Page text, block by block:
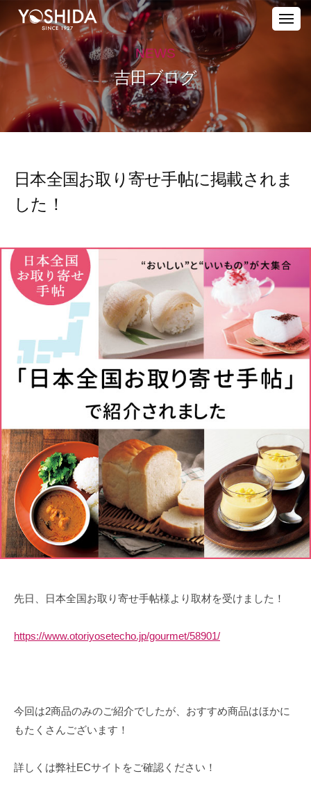
ン
ン
ス
式
会
社
吉
店
｜
・
仙
台
業
務
メ
ニ
NEWS
吉田ブログ
日本全国お取り寄せ手帖に掲載されま
した！
先日、日本全国お取り寄せ手帖様より取材を受けました！
https://www.otoriyosetecho.jp/gourmet/58901/
今回は2商品のみのご紹介でしたが、おすすめ商品はほかに
もたくさんございます！
詳しくは弊社ECサイトをご確認ください！
式
会
吉
店
｜
・
仙
台
業
用
酒
ー